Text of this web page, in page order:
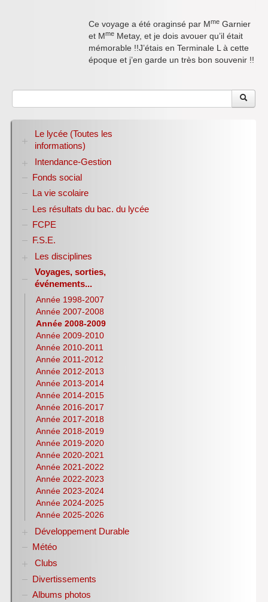
Ce voyage a été oraginsé par Mme Garnier
et Mme Metay, et je dois avouer qu’il était
mémorable !!J’étais en Terminale L à cette
époque et j’en garde un très bon souvenir !!
Le lycée (Toutes les
informations)
RENTREE 2026-2027
Stage des élèves de seconde
Intendance-Gestion
Restauration scolaire
Bourses nationales
Année scolaire 2017-2018
Année scolaire 2018-2019
Année scolaire 2019-2020
Fonds social
La vie scolaire
Les résultats du bac. du lycée
FCPE
F.S.E.
Les disciplines
Allemand
Anglais
Sciences Economiques et Sociales
E.P.S.
Espagnol
Histoire-Géographie
Italien
Lettres
Latin
Mathématiques
NSI
Philosophie
Pix
Physique-Chimie
Notices d’utilisation de logiciels
Olympiades nationales de la chimie
S.T.M.G.
S.N.T.
S.V.T
Lycéens au cinéma
CDI
H.L.P.
Voyages, sorties,
événements...
Année 1998-2007
Année 2007-2008
Année 2008-2009
Année 2009-2010
Année 2010-2011
Année 2011-2012
Année 2012-2013
Année 2013-2014
Année 2014-2015
Année 2016-2017
Année 2017-2018
Année 2018-2019
Année 2019-2020
Année 2020-2021
Année 2021-2022
Année 2022-2023
Année 2023-2024
Année 2024-2025
Année 2025-2026
Développement Durable
Biodiversité
Club bien-être et biodiversité ANNEE DE LA
Conférences organisées par référent culture ROCA
Alain
Météo
Clubs
Club ZETETIQUE
Divertissements
Albums photos